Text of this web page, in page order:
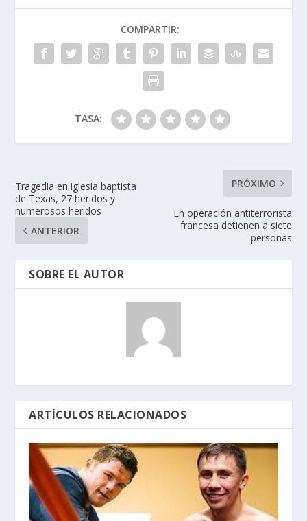
COMPARTIR:
TASA:
Tragedia en iglesia baptista
de Texas, 27 heridos y
numerosos heridos
ANTERIOR
PRÓXIMO
En operación antiterrorista
francesa detienen a siete
personas
SOBRE EL AUTOR
ARTÍCULOS RELACIONADOS